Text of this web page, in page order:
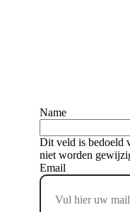
Name
Dit veld is bedoeld
niet worden
Email